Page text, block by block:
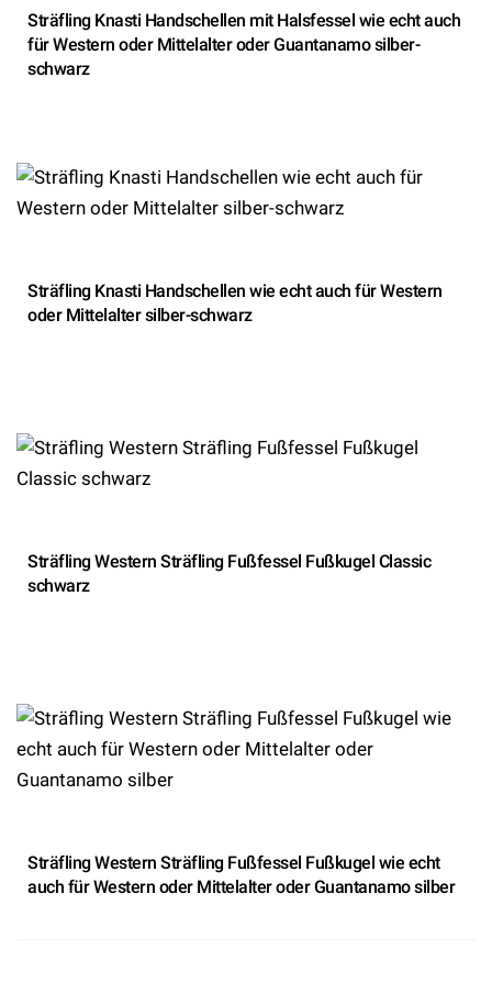
Sträfling Knasti Handschellen mit Halsfessel wie echt auch
für Western oder Mittelalter oder Guantanamo silber-
schwarz
Sträfling Knasti Handschellen wie echt auch für Western
oder Mittelalter silber-schwarz
Sträfling Western Sträfling Fußfessel Fußkugel Classic
schwarz
Sträfling Western Sträfling Fußfessel Fußkugel wie echt
auch für Western oder Mittelalter oder Guantanamo silber